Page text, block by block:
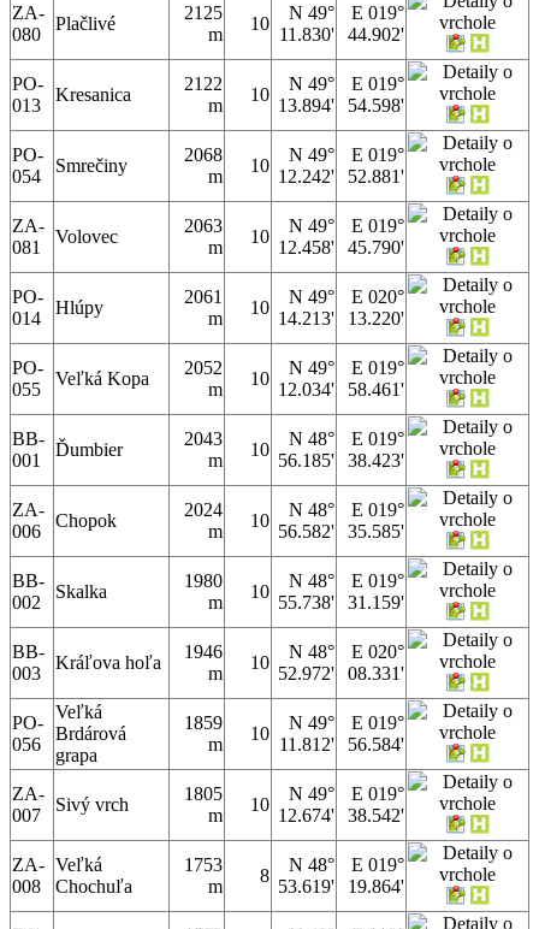
ZA-
080
Plačlivé
2125
m
10
N 49°
11.830'
E 019°
44.902'
PO-
013
Kresanica
2122
m
10
N 49°
13.894'
E 019°
54.598'
PO-
054
Smrečiny
2068
m
10
N 49°
12.242'
E 019°
52.881'
ZA-
081
Volovec
2063
m
10
N 49°
12.458'
E 019°
45.790'
PO-
014
Hlúpy
2061
m
10
N 49°
14.213'
E 020°
13.220'
PO-
055
Veľká Kopa
2052
m
10
N 49°
12.034'
E 019°
58.461'
BB-
001
Ďumbier
2043
m
10
N 48°
56.185'
E 019°
38.423'
ZA-
006
Chopok
2024
m
10
N 48°
56.582'
E 019°
35.585'
BB-
002
Skalka
1980
m
10
N 48°
55.738'
E 019°
31.159'
BB-
003
Kráľova hoľa
1946
m
10
N 48°
52.972'
E 020°
08.331'
PO-
056
Veľká
Brdárová
grapa
1859
m
10
N 49°
11.812'
E 019°
56.584'
ZA-
007
Sivý vrch
1805
m
10
N 49°
12.674'
E 019°
38.542'
ZA-
008
Veľká
Chochuľa
1753
m
8
N 48°
53.619'
E 019°
19.864'